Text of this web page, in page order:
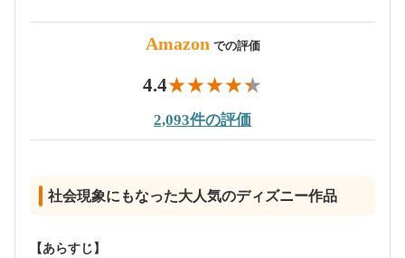
Amazon での評価
4.4
2,093件の評価
社会現象にもなった大人気のディズニー作品
【あらすじ】